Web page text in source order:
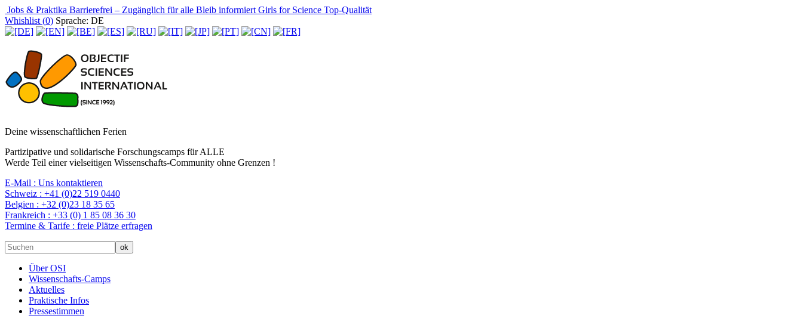
Jobs & Praktika Barrierefrei – Zugänglich für alle Bleib informiert Girls for Science Top-Qualität
Whishlist (0) Sprache: DE
Deine wissenschaftlichen Ferien
Partizipative und solidarische Forschungscamps für ALLE
Werde Teil einer vielseitigen Wissenschafts-Community ohne Grenzen !
E-Mail : Uns kontaktieren
Schweiz : +41 (0)22 519 0440
Belgien : +32 (0)23 18 35 65
Frankreich : +33 (0) 1 85 08 36 30
Termine & Tarife : freie Plätze erfragen
Über OSI
Wissenschafts-Camps
Aktuelles
Praktische Infos
Pressestimmen